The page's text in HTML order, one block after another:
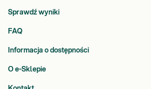
Sprawdź wyniki
FAQ
Informacja o dostępności
O e-Sklepie